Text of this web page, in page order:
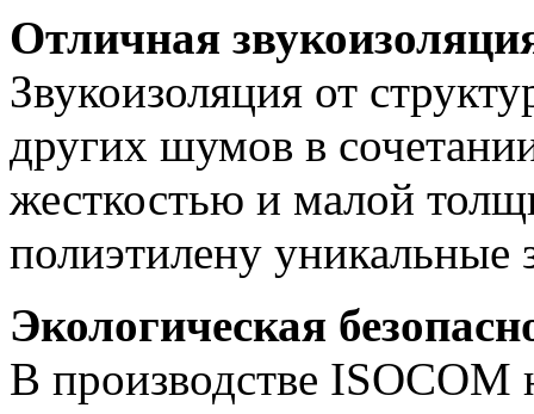
Отличная
Звукоизоляция от
других шумов в
жесткостью и малой
полиэтилену уникальные
Экологическая
В производстве ISOCOM